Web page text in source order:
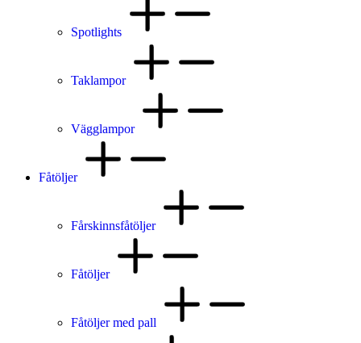
Spotlights
Taklampor
Vägglampor
Fåtöljer
Fårskinnsfåtöljer
Fåtöljer
Fåtöljer med pall